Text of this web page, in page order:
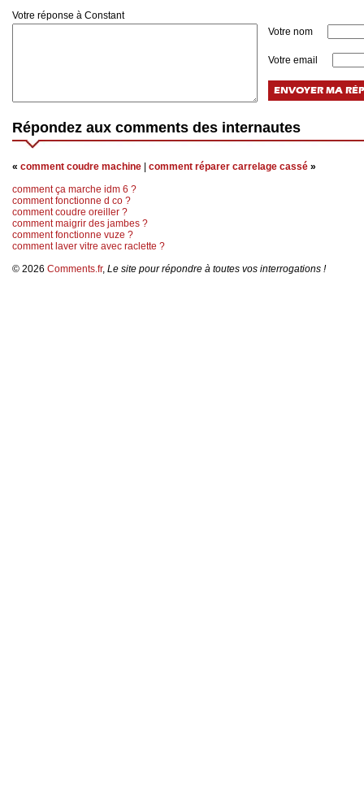
Votre réponse à Constant
Votre nom
Votre email
Répondez aux comments des internautes
« comment coudre machine comment réparer carrelage cassé »
comment ça marche idm 6 ?
comment fonctionne d co ?
comment coudre oreiller ?
comment maigrir des jambes ?
comment fonctionne vuze ?
comment laver vitre avec raclette ?
© 2026 Comments.fr, Le site pour répondre à toutes vos interrogations !